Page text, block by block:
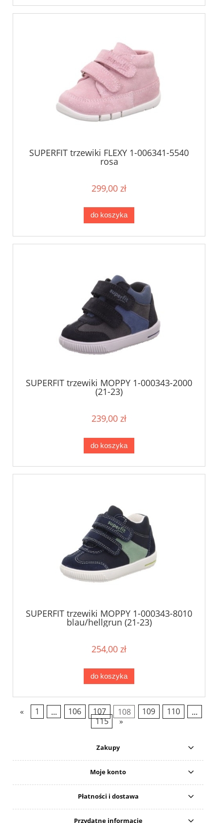
SUPERFIT trzewiki FLEXY 1-006341-5540
rosa
299,00 zł
do koszyka
SUPERFIT trzewiki MOPPY 1-000343-2000
(21-23)
239,00 zł
do koszyka
SUPERFIT trzewiki MOPPY 1-000343-8010
blau/hellgrun (21-23)
254,00 zł
do koszyka
« 1 ... 106 107 108 109 110
...
115
»
Zakupy
Moje konto
Płatności i dostawa
Przydatne informacje